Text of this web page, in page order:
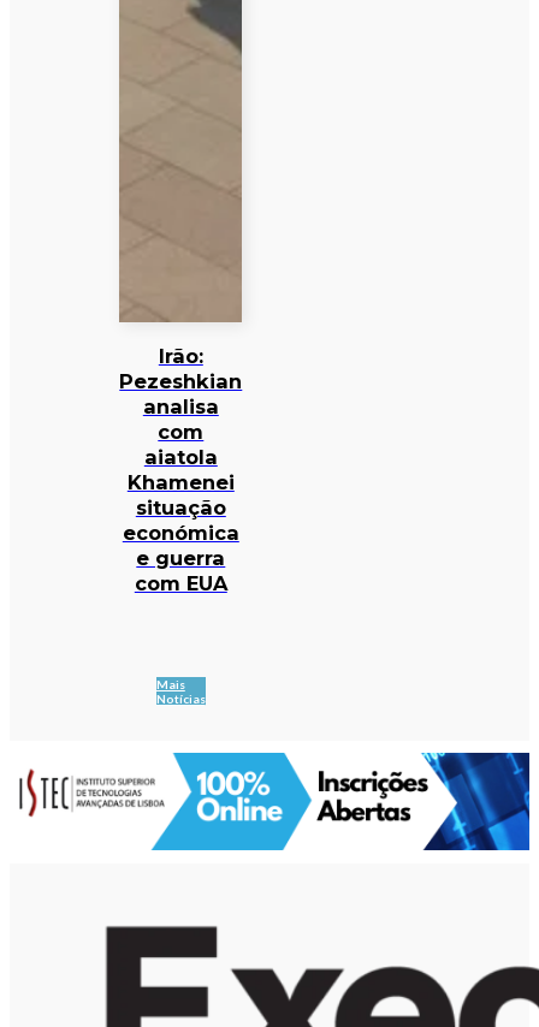
Irão:
Pezeshkian
analisa
com
aiatola
Khamenei
situação
económica
e guerra
com EUA
Mais
Notícias